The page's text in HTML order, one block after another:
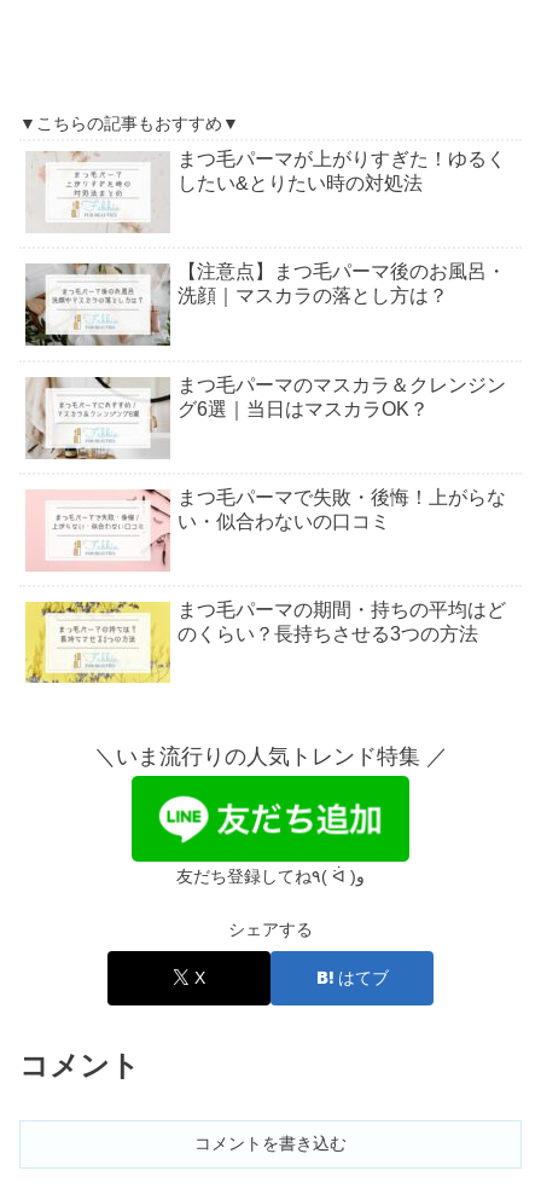
▼こちらの記事もおすすめ▼
まつ毛パーマが上がりすぎた！ゆるく
したい&とりたい時の対処法
【注意点】まつ毛パーマ後のお風呂・
洗顔｜マスカラの落とし方は？
まつ毛パーマのマスカラ＆クレンジン
グ6選｜当日はマスカラOK？
まつ毛パーマで失敗・後悔！上がらな
い・似合わないの口コミ
まつ毛パーマの期間・持ちの平均はど
のくらい？長持ちさせる3つの方法
リチリになる？埋没はNG？
まつ毛パーマをやめた！やめたい・で
きない人の特徴は？
まつ毛パーマの頻度1ヶ月後はNG！間
隔＆落ちかけるのはいつ？
まつ毛パーマとパリジェンヌどっちが
＼いま流行りの人気トレンド特集 ／
友だち登録してね٩( ᐛ )و
シェアする
X はてブ
コメント
コメントを書き込む